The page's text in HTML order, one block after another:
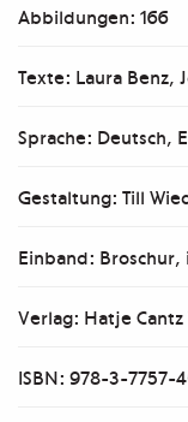
Abbildungen: 166
Texte: Laura Benz,
Sprache: Deutsch,
Gestaltung: Till
Einband:
Verlag: Hatje
ISBN: 978-3-7757-